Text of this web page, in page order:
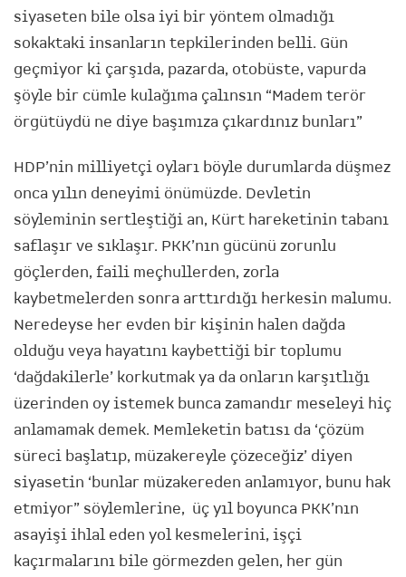
siyaseten bile olsa iyi bir yöntem olmadığı
sokaktaki insanların tepkilerinden belli. Gün
geçmiyor ki çarşıda, pazarda, otobüste, vapurda
şöyle bir cümle kulağıma çalınsın “Madem terör
örgütüydü ne diye başımıza çıkardınız bunları”
HDP’nin milliyetçi oyları böyle durumlarda düşmez
onca yılın deneyimi önümüzde. Devletin
söyleminin sertleştiği an, Kürt hareketinin tabanı
saflaşır ve sıklaşır. PKK’nın gücünü zorunlu
göçlerden, faili meçhullerden, zorla
kaybetmelerden sonra arttırdığı herkesin malumu.
Neredeyse her evden bir kişinin halen dağda
olduğu veya hayatını kaybettiği bir toplumu
‘dağdakilerle’ korkutmak ya da onların karşıtlığı
üzerinden oy istemek bunca zamandır meseleyi hiç
anlamamak demek. Memleketin batısı da ‘çözüm
süreci başlatıp, müzakereyle çözeceğiz’ diyen
siyasetin ‘bunlar müzakereden anlamıyor, bunu hak
etmiyor” söylemlerine, üç yıl boyunca PKK’nın
asayişi ihlal eden yol kesmelerini, işçi
kaçırmalarını bile görmezden gelen, her gün